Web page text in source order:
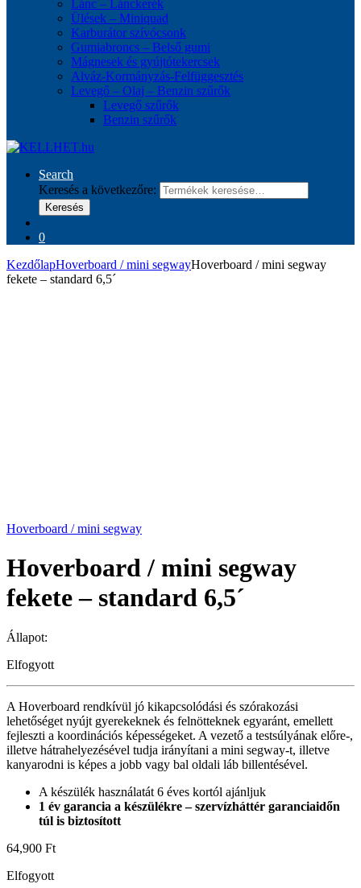
Lánc – Lánckerék
Ülések – Miniquad
Karburátor szívócsonk
Gumiabroncs – Belső gumi
Mágnesek és gyújtótekercsek
Alváz-Kormányzás-Felfüggesztés
Levegő – Olaj – Benzin szűrők
Levegő szűrők
Benzin szűrők
Search
Keresés a következőre:
Keresés
0
KezdőlapHoverboard / mini segwayHoverboard / mini segway
fekete – standard 6,5´
Hoverboard / mini segway
Hoverboard / mini segway
fekete – standard 6,5´
Állapot:
Elfogyott
A Hoverboard rendkívül jó kikapcsolódási és szórakozási
lehetőséget nyújt gyerekeknek és felnötteknek egyaránt, emellett
fejleszti a koordinációs képességeket. A vezető a testsúlyának előre-,
illetve hátrahelyezésével tudja irányítani a mini segway-t, illetve
kanyarodni is képes a jobb vagy bal oldali láb billentésével.
A készülék használatát 6 éves kortól ajánljuk
1 év garancia a készülékre – szervízháttér garanciaidőn
túl is biztosított
64,900 Ft
Elfogyott